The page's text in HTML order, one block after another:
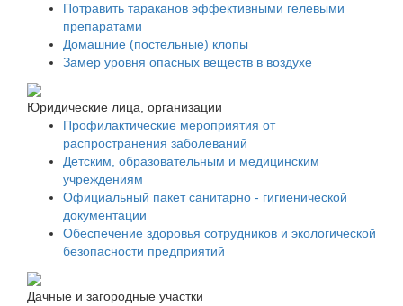
Потравить тараканов эффективными гелевыми
препаратами
Домашние (постельные) клопы
Замер уровня опасных веществ в воздухе
Юридические лица, организации
Профилактические мероприятия от
распространения заболеваний
Детским, образовательным и медицинским
учреждениям
Официальный пакет санитарно - гигиенической
документации
Обеспечение здоровья сотрудников и экологической
безопасности предприятий
Дачные и загородные участки